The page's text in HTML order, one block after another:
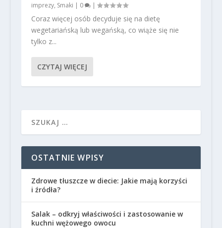
imprezy, Smaki | 0 |
Coraz więcej osób decyduje się na dietę
wegetariańską lub wegańską, co wiąże się nie
tylko z...
CZYTAJ WIĘCEJ
OSTATNIE WPISY
Zdrowe tłuszcze w diecie: Jakie mają korzyści
i źródła?
Salak – odkryj właściwości i zastosowanie w
kuchni wężowego owocu